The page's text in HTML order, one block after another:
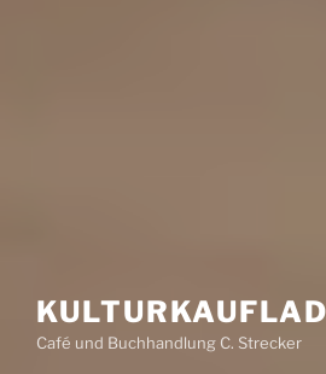
Café und Buchhandlung C. Strecker